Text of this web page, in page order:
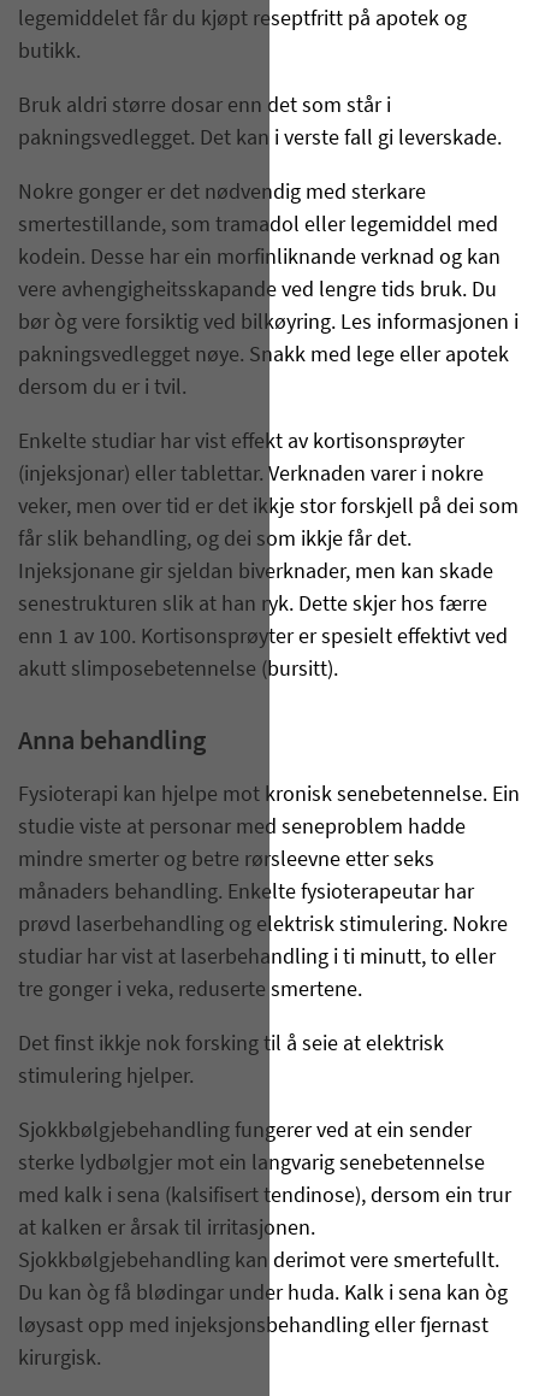
legemiddelet får du kjøpt reseptfritt på apotek og
butikk.
Bruk aldri større dosar enn det som står i
pakningsvedlegget. Det kan i verste fall gi leverskade.
Nokre gonger er det nødvendig med sterkare
smertestillande, som tramadol eller legemiddel med
kodein. Desse har ein morfinliknande verknad og kan
vere avhengigheitsskapande ved lengre tids bruk. Du
bør òg vere forsiktig ved bilkøyring. Les informasjonen i
pakningsvedlegget nøye. Snakk med lege eller apotek
dersom du er i tvil.
Enkelte studiar har vist effekt av kortisonsprøyter
(injeksjonar) eller tablettar. Verknaden varer i nokre
veker, men over tid er det ikkje stor forskjell på dei som
får slik behandling, og dei som ikkje får det.
Injeksjonane gir sjeldan biverknader, men kan skade
senestrukturen slik at han ryk. Dette skjer hos færre
enn 1 av 100. Kortisonsprøyter er spesielt effektivt ved
akutt slimposebetennelse (bursitt).
Anna behandling
Fysioterapi kan hjelpe mot kronisk senebetennelse. Ein
studie viste at personar med seneproblem hadde
mindre smerter og betre rørsleevne etter seks
månaders behandling. Enkelte fysioterapeutar har
prøvd laserbehandling og elektrisk stimulering. Nokre
studiar har vist at laserbehandling i ti minutt, to eller
tre gonger i veka, reduserte smertene.
Det finst ikkje nok forsking til å seie at elektrisk
stimulering hjelper.
Sjokkbølgjebehandling fungerer ved at ein sender
sterke lydbølgjer mot ein langvarig senebetennelse
med kalk i sena (kalsifisert tendinose), dersom ein trur
at kalken er årsak til irritasjonen.
Sjokkbølgjebehandling kan derimot vere smertefullt.
Du kan òg få blødingar under huda. Kalk i sena kan òg
løysast opp med injeksjonsbehandling eller fjernast
kirurgisk.